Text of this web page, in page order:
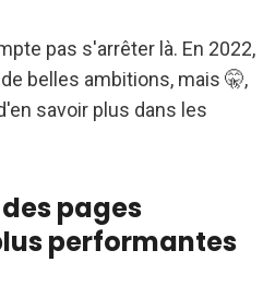
pas s'arrêter là. En 2022,
belles ambitions, mais 🤫,
savoir plus dans les
pages
performantes